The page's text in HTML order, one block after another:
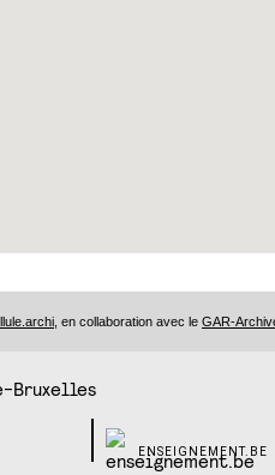
, en collaboration avec le GAR-
ENSEIGNEMENT.BE